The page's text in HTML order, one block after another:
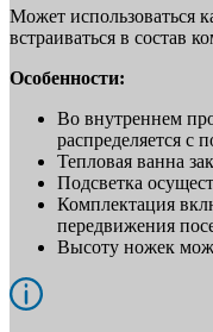
Может использоваться
встраиваться в состав
Особенности:
Во внутреннем
распределяется с
Тепловая ванна
Подсветка
Комплектация
передвижения
Высоту ножек